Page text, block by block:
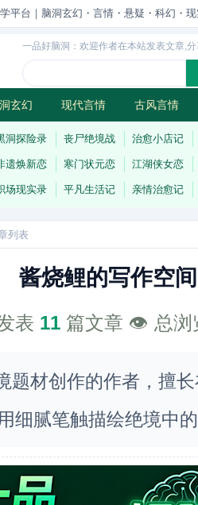
平台｜脑洞玄幻・言情・悬疑・科幻・
一品好脑洞：欢迎作者在本站发表文章,
玄幻 现代言情 古风言情
灵异志怪 连载
洞探险录 丧尸绝境战 治愈小店记
遗焕新恋 寒门状元恋 江湖侠女恋
场现实录 平凡生活记 亲情治愈记
列表
酱烧鲤的写作空间
表 11 篇文章 👁️ 总
题材创作的作者，擅
细腻笔触描绘绝境中